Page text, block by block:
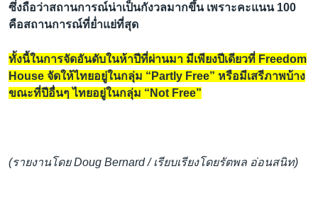
ซึ่งถือว่าสถานการณ์น่าเป็นกังวลมากขึ้น เพราะคะแนน 100
คือสถานการณ์ที่ย่ำแย่ที่สุด
ทั้งนี้ในการจัดอันดับในห้าปีที่ผ่านมา มีเพียงปีเดียวที่ Freedom
House จัดให้ไทยอยู่ในกลุ่ม “Partly Free” หรือมีเสรีภาพบ้าง
ขณะที่ปีอื่นๆ ไทยอยู่ในกลุ่ม “Not Free”
(รายงานโดย Doug Bernard / เรียบเรียงโดยรัตพล อ่อนสนิท)